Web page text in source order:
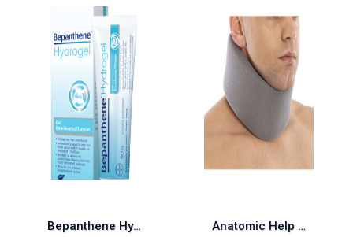
Bepanthene Hydrogel Gel για Επούλωση 50gr Anatomic Help 0550 Αυχενικό Κολάρο Μαλακό One Size 7cm Γκρι